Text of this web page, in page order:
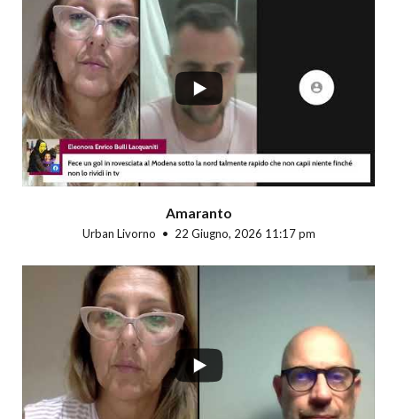
Amaranto
Urban Livorno 22 Giugno, 2026 11:17 pm